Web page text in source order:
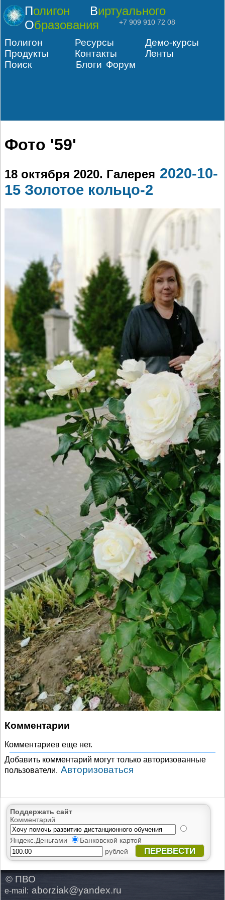
Полигон
Виртуального
Образования
+7 909 910 72 08
Полигон Ресурсы
Демо-курсы
Продукты
Контакты
Ленты
Поиск
Блоги Форум
Фото '59'
18 октября 2020. Галерея 2020-10-
15 Золотое кольцо-2
Комментарии
Комментариев еще нет.
Добавить комментарий могут только авторизованные
пользователи. Авторизоваться
Поддержать сайт
Комментарий
Яндекс.Деньгами
Банковской картой
рублей
ПЕРЕВЕСТИ
© ПВО
e-mail: aborziak@yandex.ru